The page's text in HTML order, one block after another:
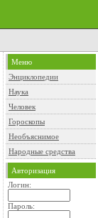
Меню
Энциклопедии
Наука
Человек
Гороскопы
Необъяснимое
Народные средства
Авторизация
Логин:
Пароль: